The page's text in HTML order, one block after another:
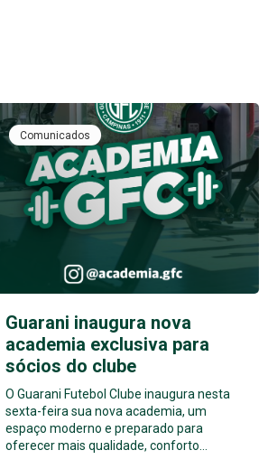
Comunicados
Guarani inaugura nova
academia exclusiva para
sócios do clube
O Guarani Futebol Clube inaugura nesta
sexta-feira sua nova academia, um
espaço moderno e preparado para
oferecer mais qualidade, conforto…